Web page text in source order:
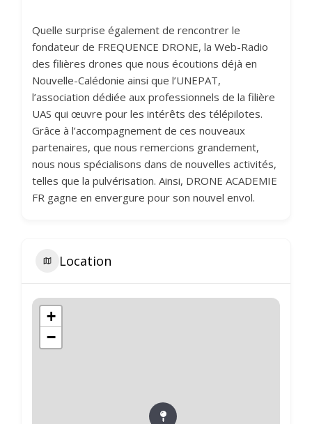
Quelle surprise également de rencontrer le
fondateur de FREQUENCE DRONE, la Web-Radio
des filières drones que nous écoutions déjà en
Nouvelle-Calédonie ainsi que l’UNEPAT,
l’association dédiée aux professionnels de la filière
UAS qui œuvre pour les intérêts des télépilotes.
Grâce à l’accompagnement de ces nouveaux
partenaires, que nous remercions grandement,
nous nous spécialisons dans de nouvelles activités,
telles que la pulvérisation. Ainsi, DRONE ACADEMIE
FR gagne en envergure pour son nouvel envol.
Location
+
−